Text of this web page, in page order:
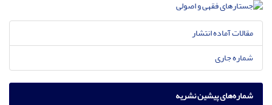
مقالات آماده انتشار
شماره جاری
شماره‌های پیشین نشریه